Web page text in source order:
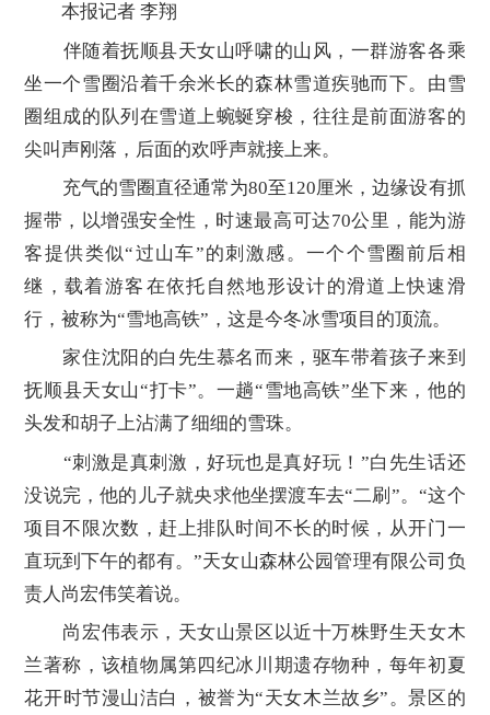
本报记者 李翔
伴随着抚顺县天女山呼啸的山风，一群游客各乘
坐一个雪圈沿着千余米长的森林雪道疾驰而下。由雪
圈组成的队列在雪道上蜿蜒穿梭，往往是前面游客的
尖叫声刚落，后面的欢呼声就接上来。
充气的雪圈直径通常为80至120厘米，边缘设有抓
握带，以增强安全性，时速最高可达70公里，能为游
客提供类似“过山车”的刺激感。一个个雪圈前后相
继，载着游客‌‌在依托自然地形设计的滑道上快速滑
行，被称为“雪地高铁”，这是今冬冰雪项目的顶流。
家住沈阳的白先生慕名而来，驱车带着孩子来到
抚顺县天女山“打卡”。一趟“雪地高铁”坐下来，他的
头发和胡子上沾满了细细的雪珠。
“刺激是真刺激，好玩也是真好玩！”白先生话还
没说完，他的儿子就央求他坐摆渡车去“二刷”。“这个
项目不限次数，赶上排队时间不长的时候，从开门一
直玩到下午的都有。”天女山森林公园管理有限公司负
责人尚宏伟笑着说。
尚宏伟表示，天女山景区以近十万株野生天女木
兰著称，该植物属第四纪冰川期遗存物种，每年初夏
花开时节漫山洁白，被誉为“天女木兰故乡”。景区的